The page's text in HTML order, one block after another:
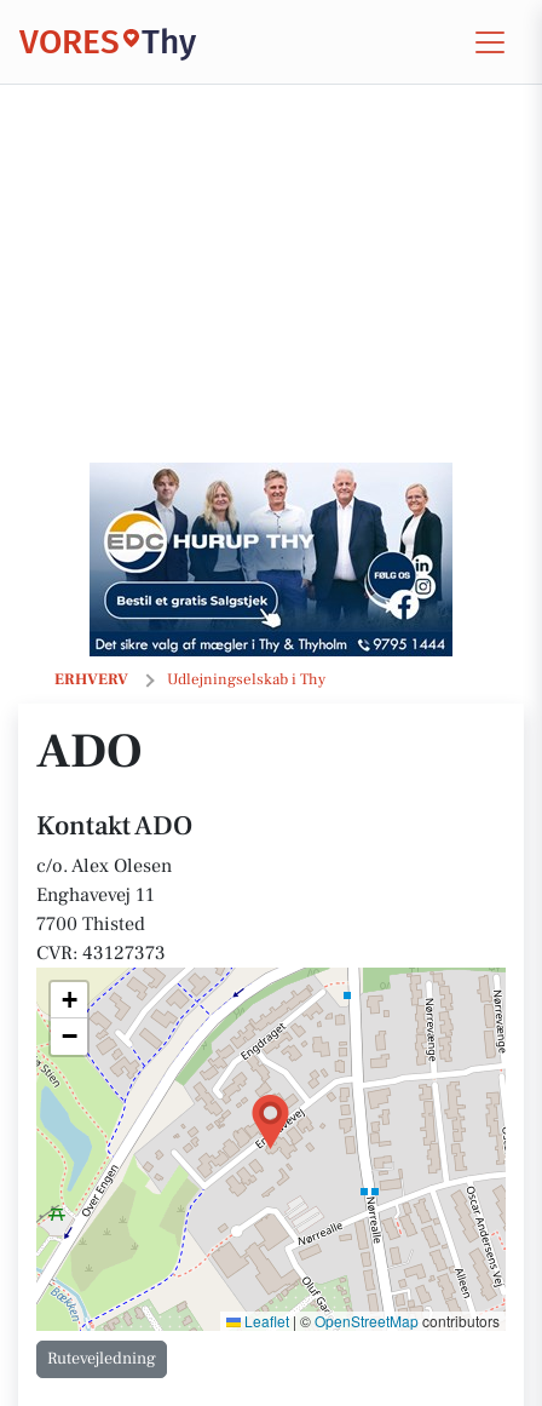
VORES Thy
ERHVERV Udlejningselskab i Thy
ADO
ADO
Kontakt ADO
c/o. Alex Olesen
Enghavevej 11
7700 Thisted
CVR: 43127373
+
−
Leaflet | ©OpenStreetMapcontributors
Rutevejledning